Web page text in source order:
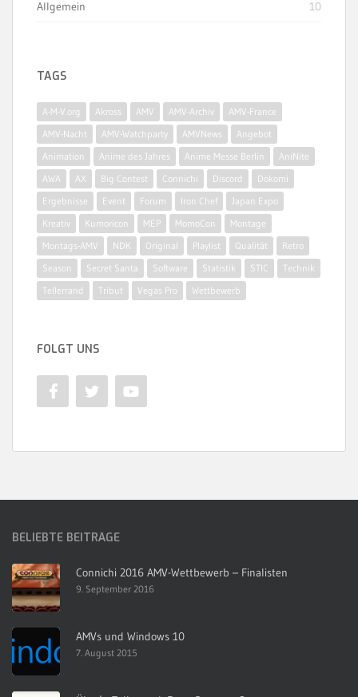
Allgemein 10
TAGS
A-M-V.org Akross AMV AMV-Archiv
AMV-France
AMV-Nacht
AMV-Watchparty AMVNews
Angebot
Animation
Anime des Jahres Anime Messe Berlin
AniNite
AWA
AX Big Contest Connichi Discord
Dokomi
Ergebnisse
Event Forum Iron Chef
Japan Expo
Kreativ
Kumoricon MEP MomoCon
Montage
Montags-AMV
NDK Original Playlist Qualität
Retro
Season
Secret Santa Software Statistik STIC
Technik
Tellerrand
Tribut Vegas Pro Wettbewerb
FOLGT UNS
BELIEBTE BEITRÄGE
Connichi 2016 AMV-Wettbewerb – Finalisten
9. September 2016
AMVs und Windows 10
7. August 2015